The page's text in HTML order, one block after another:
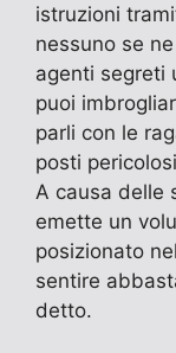
istruzioni
nessuno se
agenti segreti
puoi
parli con le
posti
A causa delle
emette un
posizionato
sentire
detto.